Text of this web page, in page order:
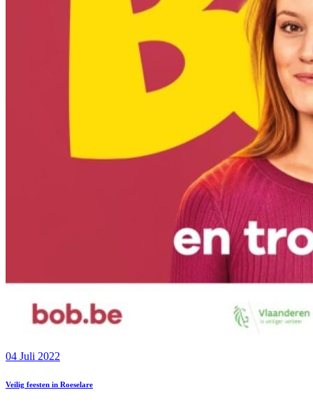
04 Juli 2022
Veilig feesten in Roeselare